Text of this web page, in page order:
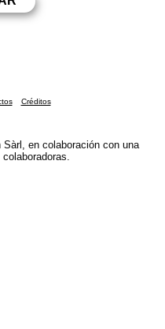
Créditos
en colaboración con una